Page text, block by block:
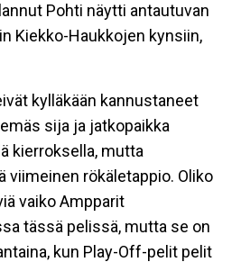
Pohti näytti antautuvan
Kiekko-Haukkojen kynsiin,
kylläkään kannustaneet
sija ja jatkopaikka
kierroksella, mutta
viimeinen rökäletappio. Oliko
vaiko Ampparit
tässä pelissä, mutta se on
kun Play-Off-pelit pelit